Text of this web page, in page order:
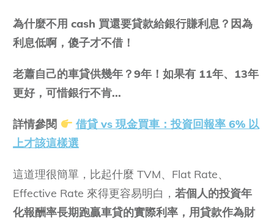
為什麼不用 cash 買還要貸款給銀行賺利息？因為
利息低啊，傻子才不借！
老蕭自己的車貸供幾年？9年！如果有 11年、13年
更好，可惜銀行不肯...
詳情參閱
借貸 vs 現金買車：投資回報率 6% 以
上才該這樣選
這道理很簡單，比起什麼 TVM、Flat Rate、
Effective Rate 來得更容易明白， 若個人的投資年
化報酬率長期跑贏車貸的實際利率，用貸款作為財